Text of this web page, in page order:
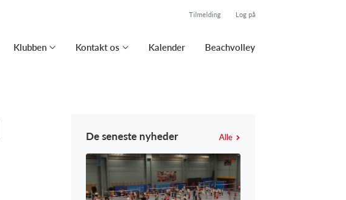
Tilmelding Log på
Klubben Kontakt os Kalender Beachvolley
De seneste nyheder Alle